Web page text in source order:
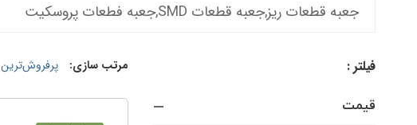
جعبه قطعات ریز,جعبه قطعات SMD,جعبه فطعات پروسکیت
فیلتر :
قیمت
مرتب سازی: پرفروش‌ترین